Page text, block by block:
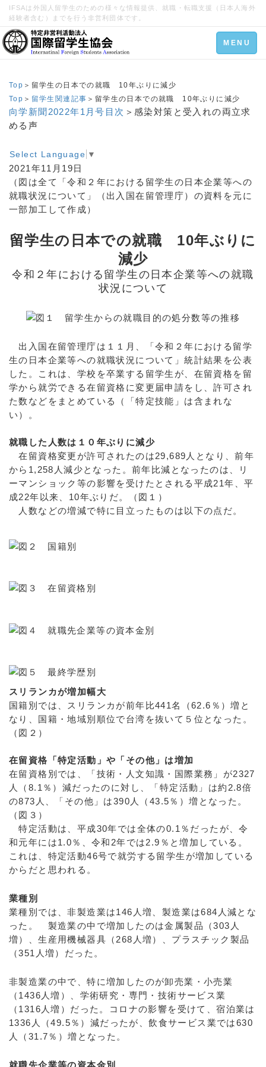
IFSAは外国人留学生のための様々な情報提供、就職・転職支援（日本人海外
経験者含む）までを行う非営利団体です。
Toggle
navigation
MENU
Top ＞留学生の日本での就職 10年ぶりに減少
Top ＞ 留学生関連記事 ＞留学生の日本での就職 10年ぶりに減少
向学新聞2022年1月号目次 ＞感染対策と受入れの両立求
める声
Select Language ▼
2021年11月19日
（図は全て「令和２年における留学生の日本企業等への
就職状況について」（出入国在留管理庁）の資料を元に
一部加工して作成）
留学生の日本での就職 10年ぶりに
減少
令和２年における留学生の日本企業等への就職
状況について
出入国在留管理庁は１１月、「令和２年における留学
生の日本企業等への就職状況について」統計結果を公表
した。これは、学校を卒業する留学生が、在留資格を留
学から就労できる在留資格に変更届申請をし、許可され
た数などをまとめている（「特定技能」は含まれな
い）。
就職した人数は１０年ぶりに減少
在留資格変更が許可されたのは29,689人となり、前年
から1,258人減少となった。前年比減となったのは、リ
ーマンショック等の影響を受けたとされる平成21年、平
成22年以来、10年ぶりだ。（図１）
人数などの増減で特に目立ったものは以下の点だ。
スリランカが増加幅大
国籍別では、スリランカが前年比441名（62.6％）増と
なり、国籍・地域別順位で台湾を抜いて５位となった。
（図２）
在留資格「特定活動」や「その他」は増加
在留資格別では、「技術・人文知識・国際業務」が2327
人（8.1％）減だったのに対し、「特定活動」は約2.8倍
の873人、「その他」は390人（43.5％）増となった。
（図３）
特定活動は、平成30年では全体の0.1％だったが、令
和元年には1.0％、令和2年では2.9％と増加している。
これは、特定活動46号で就労する留学生が増加している
からだと思われる。
業種別
業種別では、非製造業は146人増、製造業は684人減とな
った。 製造業の中で増加したのは金属製品（303人
増）、生産用機械器具（268人増）、プラスチック製品
（351人増）だった。
非製造業の中で、特に増加したのが卸売業・小売業
（1436人増）、学術研究・専門・技術サービス業
（1316人増）だった。コロナの影響を受けて、宿泊業は
1336人（49.5％）減だったが、飲食サービス業では630
人（31.7％）増となった。